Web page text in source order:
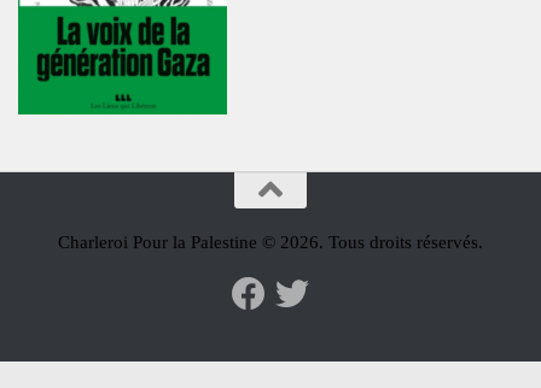
Charleroi Pour la Palestine © 2026. Tous droits réservés.